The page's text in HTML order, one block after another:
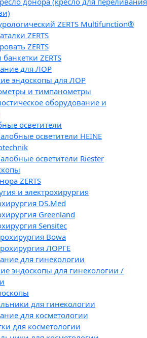
ZERTS Multifunction®
ZERTS
ZERTS
ZERTS
для ЛОР
эндоскопы для ЛОР
и тимпанометры
оборудование и
осветители
осветители HEINE
осветители Riester
ZERTS
и электрохирургия
DS.Med
Greenland
Sensitec
Bowa
ЛОРГЕ
для гинекологии
эндоскопы для гинекологии /
для гинекологии
для косметологии
для косметологии